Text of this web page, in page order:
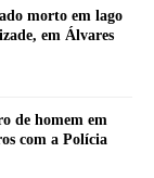
morto em lago
em Álvares
de homem em
com a Polícia